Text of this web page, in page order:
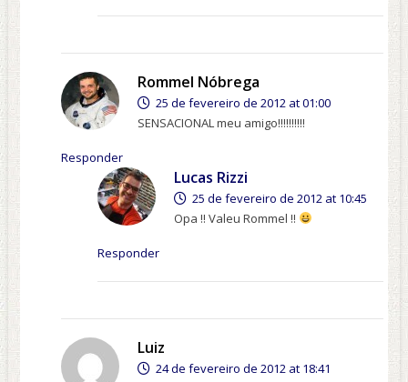
Rommel Nóbrega
25 de fevereiro de 2012 at 01:00
SENSACIONAL meu amigo!!!!!!!!!!
Responder
Lucas Rizzi
25 de fevereiro de 2012 at 10:45
Opa !! Valeu Rommel !!
Responder
Luiz
24 de fevereiro de 2012 at 18:41